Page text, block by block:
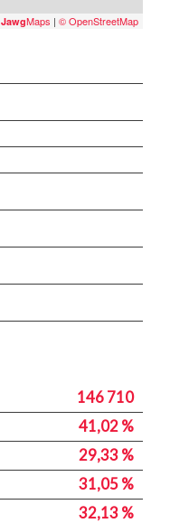
JawgMaps | © OpenStreetMap
146 710
41,02 %
29,33 %
31,05 %
32,13 %